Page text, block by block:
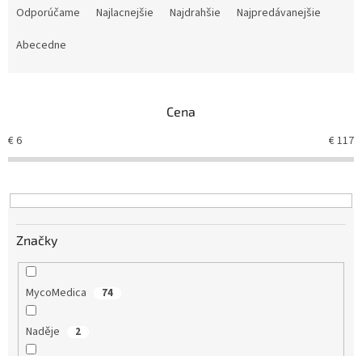
r
o
u
k
Odporúčame Najlacnejšie Najdrahšie
Najpredávanejšie
Abecedne
Cena
€6 €117
Značky
MycoMedica 74
Naděje 2